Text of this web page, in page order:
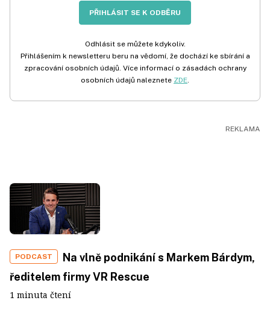
PŘIHLÁSIT SE K ODBĚRU
Odhlásit se můžete kdykoliv.
Přihlášením k newsletteru beru na vědomí, že dochází ke sbírání a
zpracování osobních údajů. Více informací o zásadách ochrany
osobních údajů naleznete ZDE.
PODCAST
Na vlně podnikání s Markem Bárdym,
ředitelem firmy VR Rescue
1 minuta čtení